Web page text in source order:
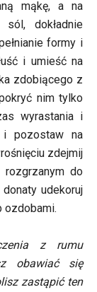
mąkę, a na
dokładnie
formy i
i umieść na
zdobiącego z
nim tylko
wyrastania i
i pozostaw na
zdejmij
do
udekoruj
ozdobami.
z rumu
obawiać się
zastąpić ten